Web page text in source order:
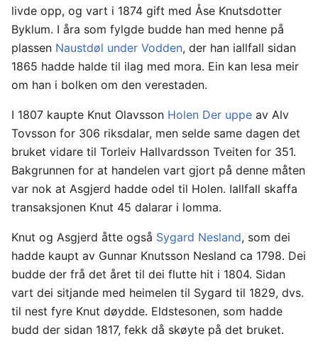
livde opp, og vart i 1874 gift med Åse Knutsdotter
Byklum. I åra som fylgde budde han med henne på
plassen Naustdøl under Vodden, der han iallfall sidan
1865 hadde halde til ilag med mora. Ein kan lesa meir
om han i bolken om den verestaden.
I 1807 kaupte Knut Olavsson Holen Der uppe av Alv
Tovsson for 306 riksdalar, men selde same dagen det
bruket vidare til Torleiv Hallvardsson Tveiten for 351.
Bakgrunnen for at handelen vart gjort på denne måten
var nok at Asgjerd hadde odel til Holen. Iallfall skaffa
transaksjonen Knut 45 dalarar i lomma.
Knut og Asgjerd åtte også Sygard Nesland, som dei
hadde kaupt av Gunnar Knutsson Nesland ca 1798. Dei
budde der frå det året til dei flutte hit i 1804. Sidan
vart dei sitjande med heimelen til Sygard til 1829, dvs.
til nest fyre Knut døydde. Eldstesonen, som hadde
budd der sidan 1817, fekk då skøyte på det bruket.